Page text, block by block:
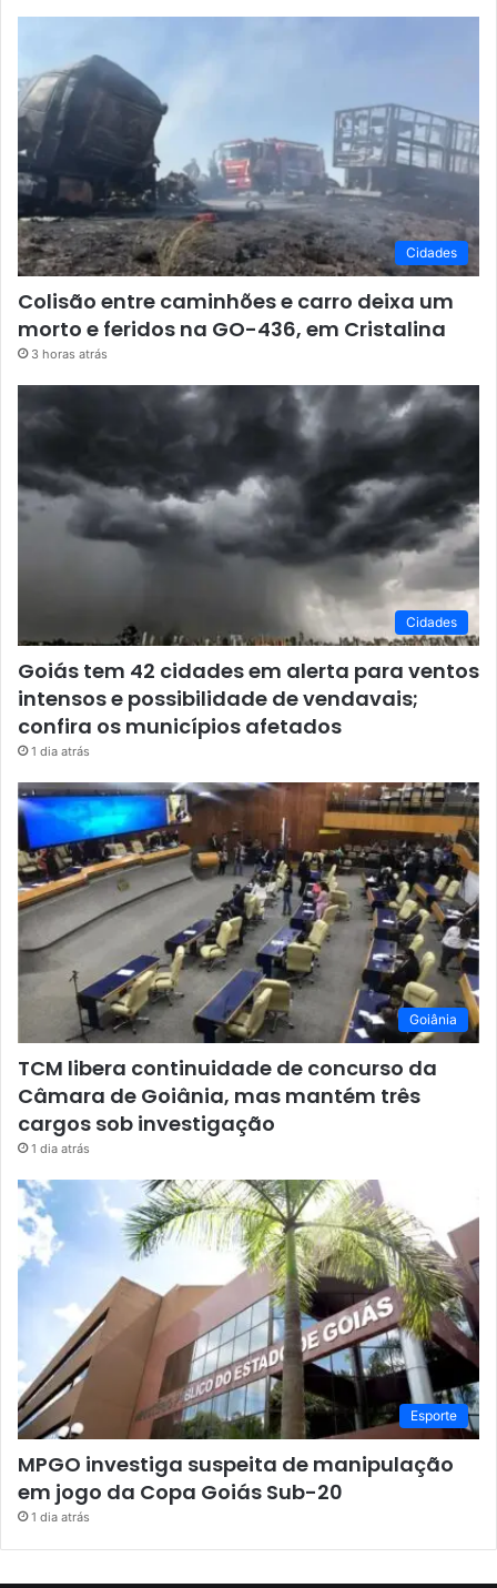
Cidades
Colisão entre caminhões e carro deixa um
morto e feridos na GO-436, em Cristalina
3 horas atrás
Cidades
Goiás tem 42 cidades em alerta para ventos
intensos e possibilidade de vendavais;
confira os municípios afetados
1 dia atrás
Goiânia
TCM libera continuidade de concurso da
Câmara de Goiânia, mas mantém três
cargos sob investigação
1 dia atrás
Esporte
MPGO investiga suspeita de manipulação
em jogo da Copa Goiás Sub-20
1 dia atrás